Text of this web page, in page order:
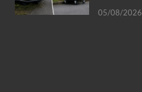
05/08/2026